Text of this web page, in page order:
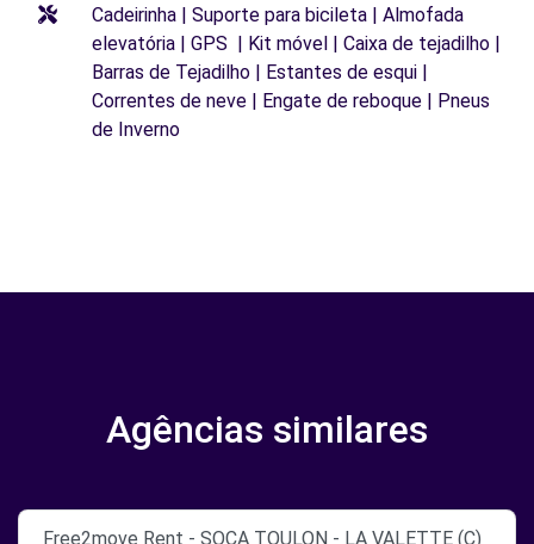
Cadeirinha | Suporte para bicileta | Almofada
elevatória | GPS | Kit móvel | Caixa de tejadilho |
Barras de Tejadilho | Estantes de esqui |
Correntes de neve | Engate de reboque | Pneus
de Inverno
Agências similares
Free2move Rent - SOCA TOULON - LA VALETTE (C)